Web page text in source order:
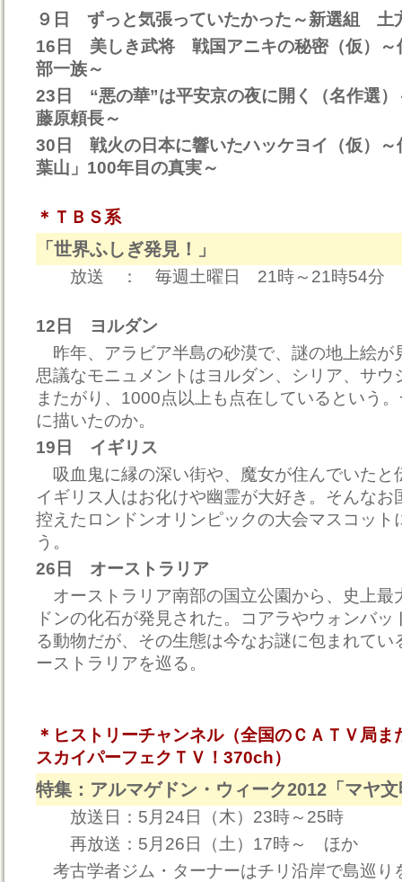
９日 ずっと気張っていたかった～新選組 土
16日 美しき武将 戦国アニキの秘密（仮）～
部一族～
23日 “悪の華”は平安京の夜に開く（名作選）
藤原頼長～
30日 戦火の日本に響いたハッケヨイ（仮）～
葉山」100年目の真実～
＊ＴＢＳ系
「世界ふしぎ発見！」
放送 ： 毎週土曜日 21時～21時54分
12日 ヨルダン
昨年、アラビア半島の砂漠で、謎の地上絵が
思議なモニュメントはヨルダン、シリア、サウ
またがり、1000点以上も点在しているという
に描いたのか。
19日 イギリス
吸血鬼に縁の深い街や、魔女が住んでいたと
イギリス人はお化けや幽霊が大好き。そんなお
控えたロンドンオリンピックの大会マスコット
う。
26日 オーストラリア
オーストラリア南部の国立公園から、史上最
ドンの化石が発見された。コアラやウォンバ
る動物だが、その生態は今なお謎に包まれてい
ーストラリアを巡る。
＊ヒストリーチャンネル（全国のＣＡＴＶ局
スカイパーフェクＴＶ！370ch）
特集：アルマゲドン・ウィーク2012「マヤ
放送日：5月24日（木）23時～25時
再放送：5月26日（土）17時～ ほか
考古学者ジム・ターナーはチリ沿岸で島巡り